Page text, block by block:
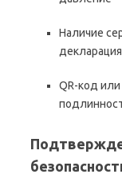
Наличие
QR-код